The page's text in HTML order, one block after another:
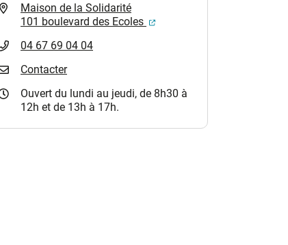
Maison de la Solidarité
101 boulevard des Ecoles
(ouverture dans un nouvel
04 67 69 04 04
Contacter
Ouvert du lundi au jeudi, de 8h30 à
12h et de 13h à 17h.